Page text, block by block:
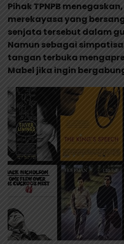
Pihak TPNPB
merekayasa yang
senjata tersebut dalam
Namun sebagai
tangan terbuka
Mabel jika ingin